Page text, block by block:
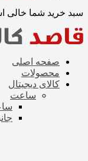
سبد خرید شما خالی
صفحه اصلی
محصولات
کالای دیجیتال
ساعت